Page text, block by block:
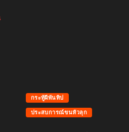
กระทู้ผีพันทิป
ประสบการณ์ขนหัวลุก